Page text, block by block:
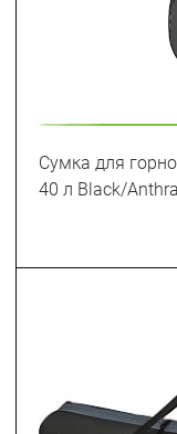
Сумка для
40 л Black/